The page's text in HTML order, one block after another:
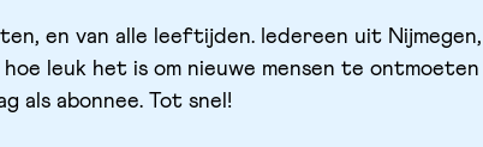
en van alle leeftijden. Iedereen uit Nijmegen,
leuk het is om nieuwe mensen te
als abonnee. Tot snel!